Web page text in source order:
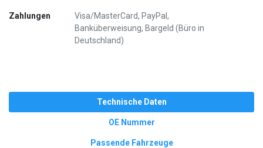
Zahlungen
Visa/MasterCard, PayPal,
Banküberweisung, Bargeld (Büro in
Deutschland)
Technische Daten
OE Nummer
Passende Fahrzeuge